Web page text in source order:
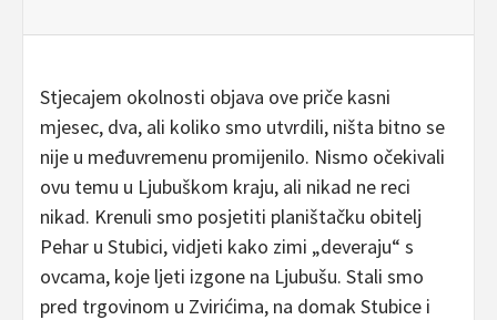
Stjecajem okolnosti objava ove priče kasni
mjesec, dva, ali koliko smo utvrdili, ništa bitno se
nije u međuvremenu promijenilo. Nismo očekivali
ovu temu u Ljubuškom kraju, ali nikad ne reci
nikad. Krenuli smo posjetiti planištačku obitelj
Pehar u Stubici, vidjeti kako zimi „deveraju“ s
ovcama, koje ljeti izgone na Ljubušu. Stali smo
pred trgovinom u Zvirićima, na domak Stubice i